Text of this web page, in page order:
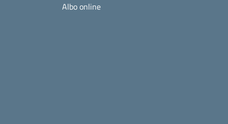
Albo online